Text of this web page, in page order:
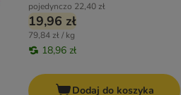
pojedynczo 22,40 zł
19,96 zł
79,84 zł / kg
18,96 zł
Dodaj do koszyka